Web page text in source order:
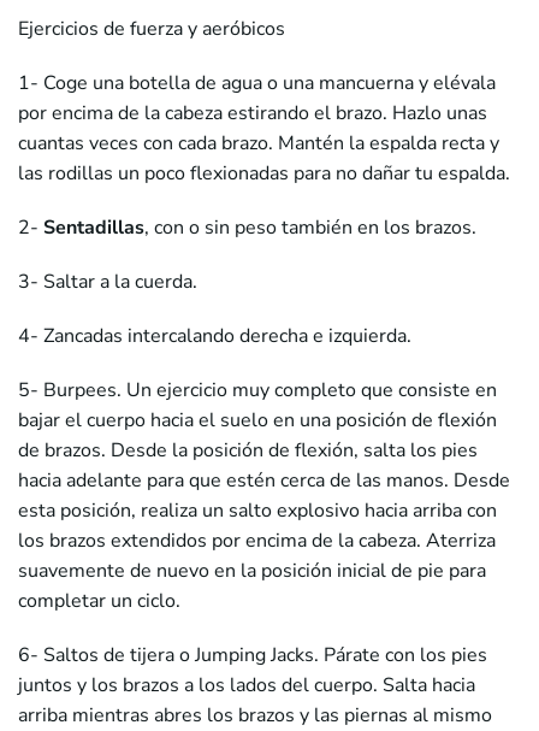
Ejercicios de fuerza y aeróbicos
1- Coge una botella de agua o una mancuerna y elévala
por encima de la cabeza estirando el brazo. Hazlo unas
cuantas veces con cada brazo. Mantén la espalda recta y
las rodillas un poco flexionadas para no dañar tu espalda.
2- Sentadillas, con o sin peso también en los brazos.
3- Saltar a la cuerda.
4- Zancadas intercalando derecha e izquierda.
5- Burpees. Un ejercicio muy completo que consiste en
bajar el cuerpo hacia el suelo en una posición de flexión
de brazos. Desde la posición de flexión, salta los pies
hacia adelante para que estén cerca de las manos. Desde
esta posición, realiza un salto explosivo hacia arriba con
los brazos extendidos por encima de la cabeza. Aterriza
suavemente de nuevo en la posición inicial de pie para
completar un ciclo.
6- Saltos de tijera o Jumping Jacks. Párate con los pies
juntos y los brazos a los lados del cuerpo. Salta hacia
arriba mientras abres los brazos y las piernas al mismo